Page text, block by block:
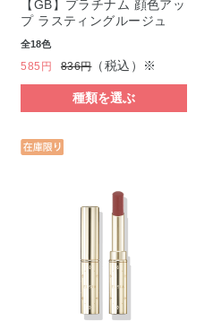
【GB】プラチナム 顔色アッ
プ ラスティングルージュ
全18色
585円 836円（税込）※
種類を選ぶ